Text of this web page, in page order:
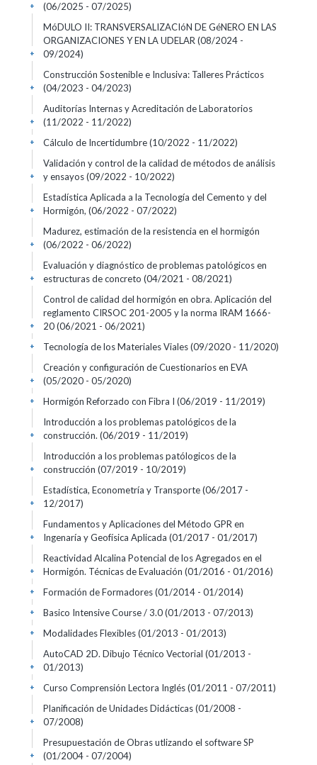
(06/2025 - 07/2025)
+
MóDULO II: TRANSVERSALIZACIóN DE GéNERO EN LAS
ORGANIZACIONES Y EN LA UDELAR (08/2024 -
09/2024)
+
Construcción Sostenible e Inclusiva: Talleres Prácticos
(04/2023 - 04/2023)
+
Auditorías Internas y Acreditación de Laboratorios
(11/2022 - 11/2022)
+
Cálculo de Incertidumbre(10/2022 - 11/2022)
+
Validación y control de la calidad de métodos de análisis
y ensayos(09/2022 - 10/2022)
+
Estadística Aplicada a la Tecnología del Cemento y del
Hormigón, (06/2022 - 07/2022)
+
Madurez, estimación de la resistencia en el hormigón
(06/2022 - 06/2022)
+
Evaluación y diagnóstico de problemas patológicos en
estructuras de concreto (04/2021 - 08/2021)
+
Control de calidad del hormigón en obra. Aplicación del
reglamento CIRSOC 201-2005 y la norma IRAM 1666-
20(06/2021 - 06/2021)
+
Tecnología de los Materiales Viales(09/2020 - 11/2020)
+
Creación y configuración de Cuestionarios en EVA
(05/2020 - 05/2020)
+
Hormigón Reforzado con Fibra I (06/2019 - 11/2019)
+
Introducción a los problemas patológicos de la
construcción. (06/2019 - 11/2019)
+
Introducción a los problemas patólogicos de la
construcción (07/2019 - 10/2019)
+
Estadística, Econometría y Transporte(06/2017 -
12/2017)
+
Fundamentos y Aplicaciones del Método GPR en
Ingenaría y Geofísica Aplicada (01/2017 - 01/2017)
+
Reactividad Alcalina Potencial de los Agregados en el
Hormigón. Técnicas de Evaluación (01/2016 - 01/2016)
+
Formación de Formadores(01/2014 - 01/2014)
+
Basico Intensive Course / 3.0(01/2013 - 07/2013)
+
Modalidades Flexibles(01/2013 - 01/2013)
+
AutoCAD 2D. Dibujo Técnico Vectorial (01/2013 -
01/2013)
+
Curso Comprensión Lectora Inglés(01/2011 - 07/2011)
+
Planificación de Unidades Didácticas(01/2008 -
07/2008)
+
Presupuestación de Obras utlizando el software SP
(01/2004 - 07/2004)
+